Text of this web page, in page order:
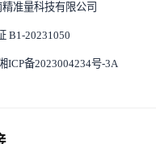
准量科技有限公司
B1-20231050
ICP备2023004234号-3A